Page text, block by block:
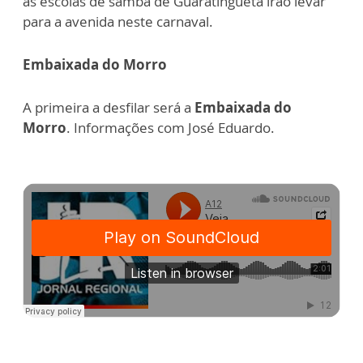
para a avenida neste carnaval.
Embaixada do Morro
A primeira a desfilar será a Embaixada do
Morro. Informações com José Eduardo.